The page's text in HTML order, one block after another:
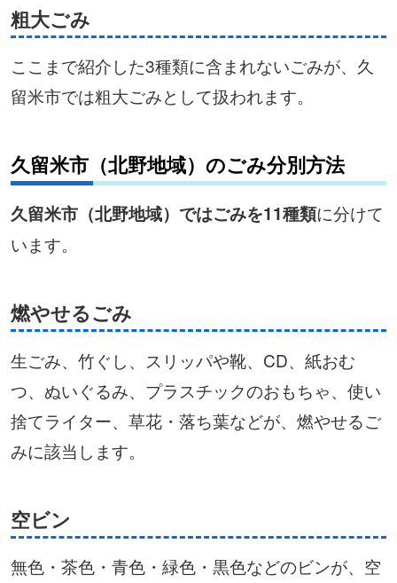
粗大ごみ
ここまで紹介した3種類に含まれないごみが、久
留米市では粗大ごみとして扱われます。
久留米市（北野地域）のごみ分別方法
久留米市（北野地域）ではごみを11種類に分けて
います。
燃やせるごみ
生ごみ、竹ぐし、スリッパや靴、CD、紙おむ
つ、ぬいぐるみ、プラスチックのおもちゃ、使い
捨てライター、草花・落ち葉などが、燃やせるご
みに該当します。
空ビン
無色・茶色・青色・緑色・黒色などのビンが、空